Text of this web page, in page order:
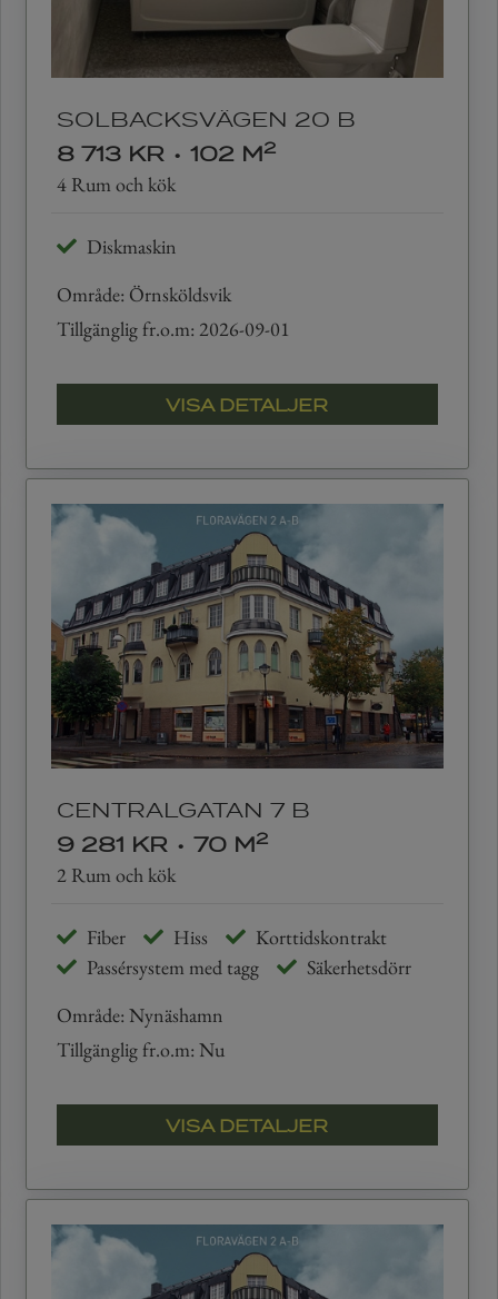
SOLBACKSVÄGEN 20 B
8 713 KR • 102 M2
4 Rum och kök
Diskmaskin
Område: Örnsköldsvik
Tillgänglig fr.o.m: 2026-09-01
VISA DETALJER
CENTRALGATAN 7 B
9 281 KR • 70 M2
2 Rum och kök
Fiber Hiss
Korttidskontrakt
Passérsystem med tagg
Säkerhetsdörr
Område: Nynäshamn
Tillgänglig fr.o.m: Nu
VISA DETALJER